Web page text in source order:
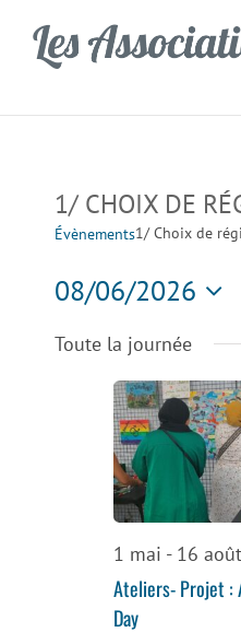
contenu
1/ CHOIX DE
Évènements1/ Choix de
08/06/2026
une
Toute la journée
1 mai - 16 août
Ateliers- Projet :
Day